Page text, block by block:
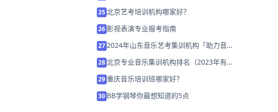
25北京艺考培训机构哪家好？
26 影视表演专业报考指南
272024年山东音乐艺考集训机构「助力音乐
28北京专业音乐集训机构排名（2023年有哪
29重庆音乐培训班哪家好？
30 BB学钢琴你最想知道的5点